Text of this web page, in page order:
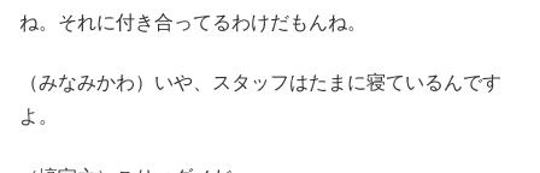
ね。それに付き合ってるわけだもんね。
（みなみかわ）いや、スタッフはたまに寝ているんです
よ。